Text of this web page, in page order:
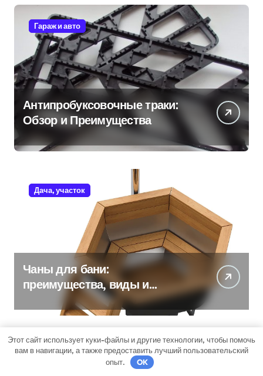
Гараж и авто
Антипробуксовочные траки:
Обзор и Преимущества
Дача, участок
Чаны для бани:
преимущества, виды и
особенности использования
Бизнес советник
Этот сайт использует куки-файлы и другие технологии, чтобы помочь
вам в навигации, а также предоставить лучший пользовательский
опыт.
OK